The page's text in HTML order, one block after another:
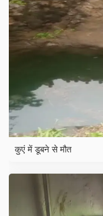
कुएं में डूबने से मौत